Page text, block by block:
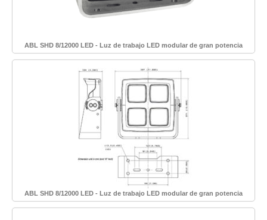
ABL SHD 8/12000 LED - Luz de trabajo LED modular de gran potencia
ABL SHD 8/12000 LED - Luz de trabajo LED modular de gran potencia